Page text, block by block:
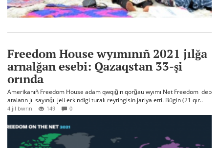
Freedom House wyımınıñ 2021 jılğa
arnalğan esebi: Qazaqstan 33-şi
orında
Amerikanıñ Freedom House adam qwqığın qorğau wyımı Net Freedom dep
atalatın jıl sayınğı jeli erkindigi turalı reytingisin jariya etti. Bügin (21 qır..
4 jıl bwrın 149 0